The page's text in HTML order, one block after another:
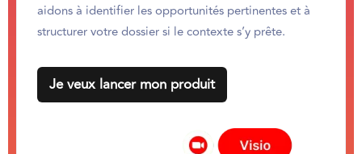
aidons à identifier les opportunités pertinentes et à
structurer votre dossier si le contexte s’y prête.
Je veux lancer mon produit